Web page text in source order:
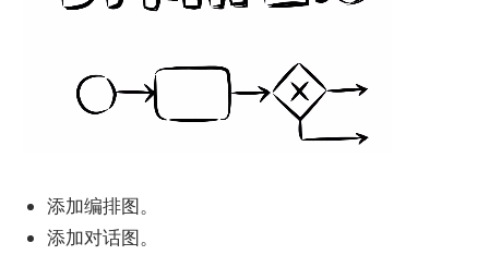
添加编排图。
添加对话图。